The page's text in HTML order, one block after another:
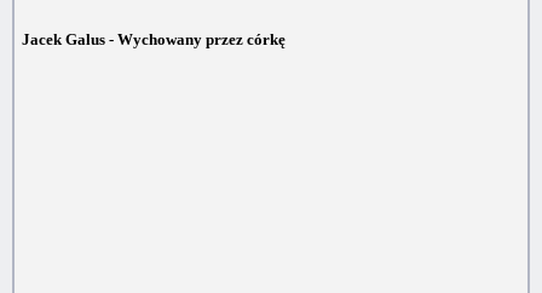
Jacek Galus - Wychowany przez córkę